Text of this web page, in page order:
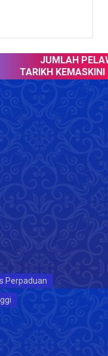
JUMLAH
TARIKH KEMASKINI :
Perpaduan